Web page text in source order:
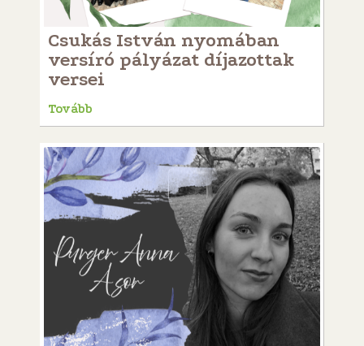
Csukás István nyomában
versíró pályázat díjazottak
versei
Tovább